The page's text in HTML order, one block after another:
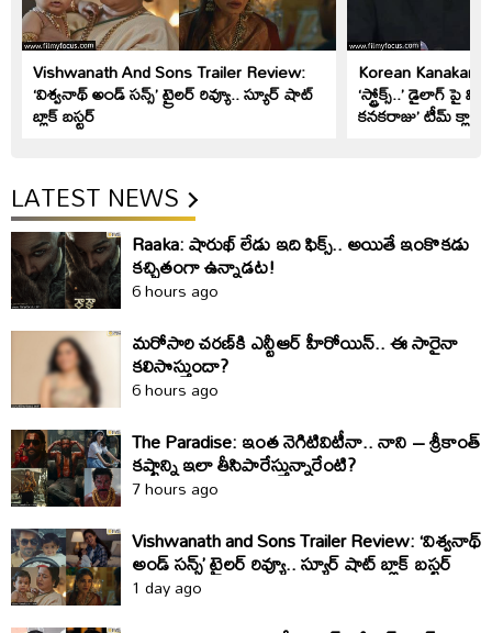
Vishwanath And Sons Trailer Review:
‘విశ్వనాథ్ అండ్ సన్స్’ ట్రైలర్ రివ్యూ.. స్యూర్ షాట్
బ్లాక్ బస్టర్
Korean
‘స్ట్రోక్స్..’ డైలాగ్ పై
కనకరాజు’ టీమ్
LATEST NEWS
Raaka: షారుఖ్‌ లేడు ఇది ఫిక్స్‌.. అయితే ఇంకొకడు
కచ్చితంగా ఉన్నాడట!
6 hours ago
మరోసారి చరణ్‌కి ఎన్టీఆర్‌ హీరోయిన్‌.. ఈ సారైనా
కలిసొస్తుందా?
6 hours ago
The Paradise: ఇంత నెగిటివిటీనా.. నాని – శ్రీకాంత్‌
కష్టాన్ని ఇలా తీసిపారేస్తున్నారేంటి?
7 hours ago
Vishwanath and Sons Trailer Review: ‘విశ్వనాథ్
అండ్ సన్స్’ ట్రైలర్ రివ్యూ.. స్యూర్ షాట్ బ్లాక్ బస్టర్
1 day ago